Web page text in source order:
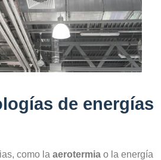
de energías
como la aerotermia o la energía